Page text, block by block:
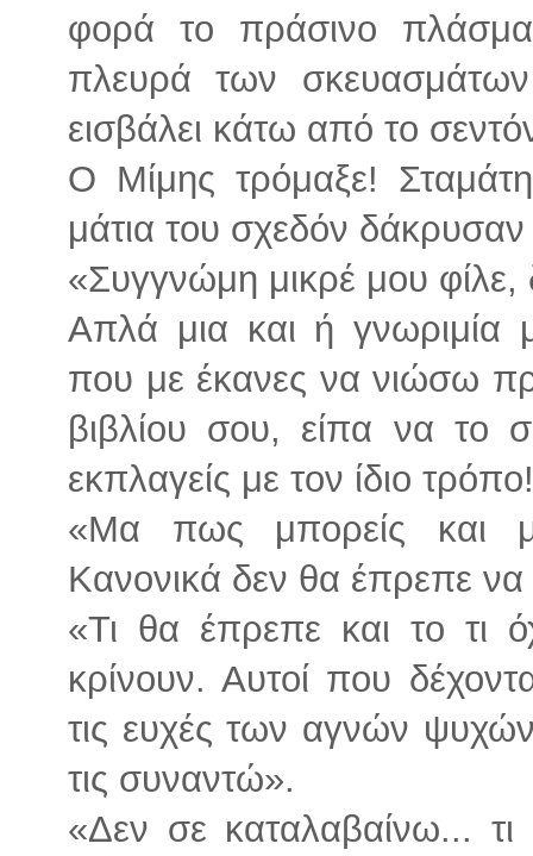
φορά το πράσινο
πλευρά των
εισβάλει κάτω από το
Ο Μίμης τρόμαξε!
μάτια του σχεδόν
«Συγγνώμη μικρέ μου
Απλά μια και ή γνωριμία
που με έκανες να νιώσω
βιβλίου σου, είπα να
εκπλαγείς με τον ίδιο
«Μα πως μπορείς και
Κανονικά δεν θα έπρεπε
«Τι θα έπρεπε και το τι
κρίνουν. Αυτοί που
τις ευχές των αγνών
τις συναντώ».
«Δεν σε καταλαβαίνω...